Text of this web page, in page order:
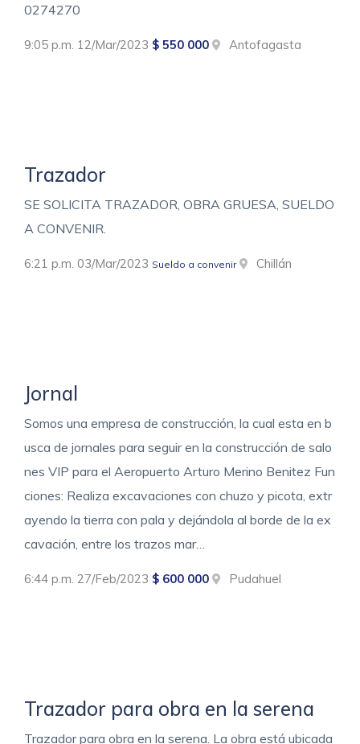
0274270
9:05 p.m. 12/Mar/2023 $ 550 000 Antofagasta
Trazador
SE SOLICITA TRAZADOR, OBRA GRUESA, SUELDO
A CONVENIR.
6:21 p.m. 03/Mar/2023 Sueldo a convenir Chillán
Jornal
Somos una empresa de construcción, la cual esta en b
usca de jornales para seguir en la construcción de salo
nes VIP para el Aeropuerto Arturo Merino Benitez Fun
ciones: Realiza excavaciones con chuzo y picota, extr
ayendo la tierra con pala y dejándola al borde de la ex
cavación, entre los trazos mar…
6:44 p.m. 27/Feb/2023 $ 600 000 Pudahuel
Trazador para obra en la serena
Trazador para obra en la serena. La obra está ubicada